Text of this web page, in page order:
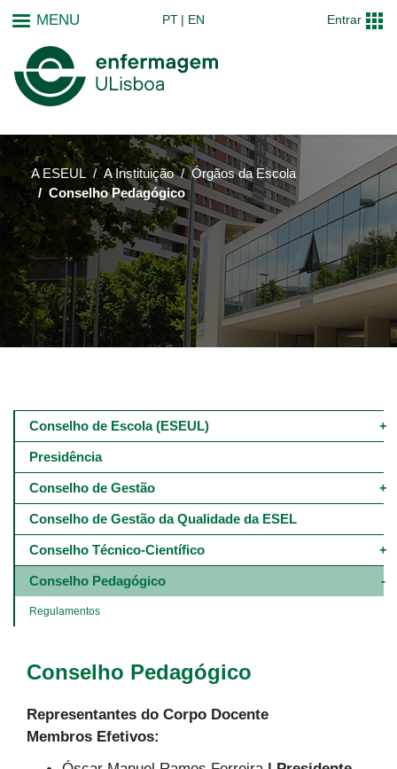
MENU PT EN Entrar
A ESEUL A Instituição
Órgãos da Escola
Conselho Pedagógico
Conselho Pedagógico
Representantes do Corpo Docente
Membros Efetivos:
Main
navigation
níveis
Conselho de Escola (ESEUL)
Presidência
Conselho de Gestão
Conselho de Gestão da Qualidade da ESEL
Conselho Técnico-Científico
Conselho Pedagógico
Regulamentos